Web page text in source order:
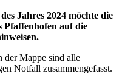
Jahres 2024 möchte die
Pfaffenhofen auf die
der Mappe sind alle
Notfall zusammengefasst.